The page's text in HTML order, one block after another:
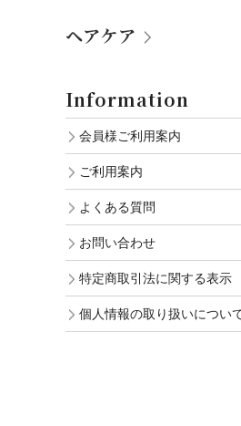
ヘアケア
Information
会員様ご利用案内
ご利用案内
よくある質問
お問い合わせ
特定商取引法に関する表示
個人情報の取り扱いについ